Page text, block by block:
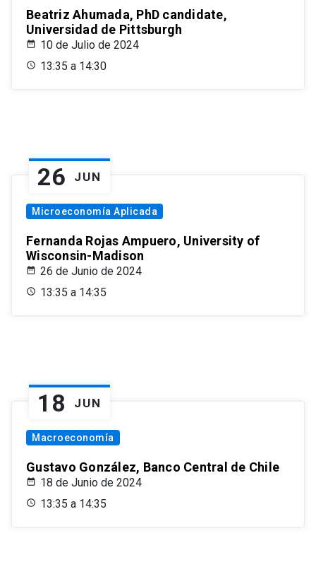
Beatriz Ahumada, PhD candidate,
Universidad de Pittsburgh
10 de Julio de 2024
13:35 a 14:30
26 JUN
Microeconomía Aplicada
Fernanda Rojas Ampuero, University of
Wisconsin-Madison
26 de Junio de 2024
13:35 a 14:35
18 JUN
Macroeconomía
Gustavo González, Banco Central de Chile
18 de Junio de 2024
13:35 a 14:35